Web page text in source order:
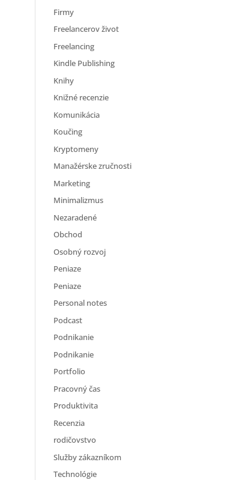
Firmy
Freelancerov život
Freelancing
Kindle Publishing
Knihy
Knižné recenzie
Komunikácia
Koučing
Kryptomeny
Manažérske zručnosti
Marketing
Minimalizmus
Nezaradené
Obchod
Osobný rozvoj
Peniaze
Peniaze
Personal notes
Podcast
Podnikanie
Podnikanie
Portfolio
Pracovný čas
Produktivita
Recenzia
rodičovstvo
Služby zákazníkom
Technológie